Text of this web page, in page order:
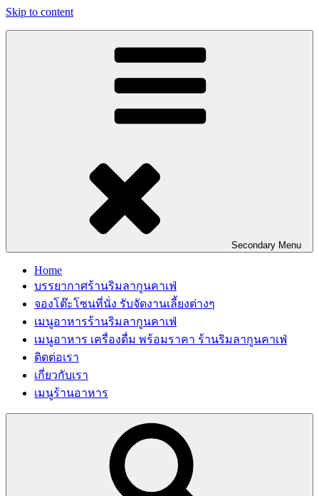
Skip to content
Secondary Menu
Home
บรรยากาศร้านริมลากูนคาเฟ่
จองโต๊ะโซนที่นั่ง รับจัดงานเลี้ยงต่างๆ
เมนูอาหารร้านริมลากูนคาเฟ่
เมนูอาหาร เครื่องดื่ม พร้อมราคา ร้านริมลากูนคาเฟ่
ติดต่อเรา
เกี่ยวกับเรา
เมนูร้านอาหาร